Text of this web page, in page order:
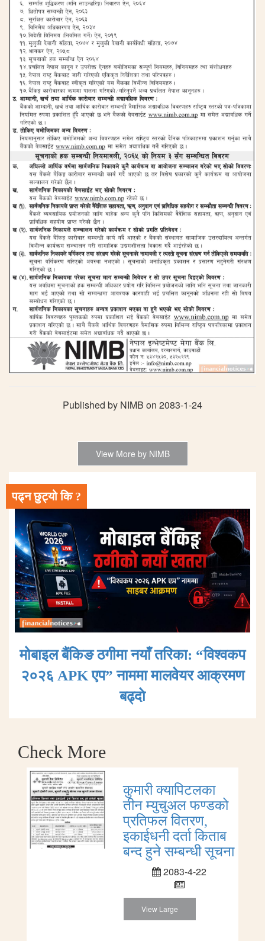
Published by NIMB on 2083-1-24
View More by NIMB
पढ्न छुट्यो कि ?
मोबाइल बैंकिङ ठगीमा नयाँ तरिका: “विश्वकप
२०२६ APK एप” नाममा मालवेयर आक्रमण
बढ्दाे
Check More
कुमारी क्यापिटलका
तीन म्युचुअल फण्डको
प्रतिफल वितरण,
इकाईधनी दर्ता किताब
बन्द हुने सम्बन्धी सूचना
2083-4-22
View Large